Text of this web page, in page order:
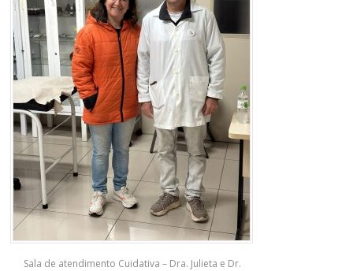
Sala de atendimento Cuidativa – Dra. Julieta e Dr.